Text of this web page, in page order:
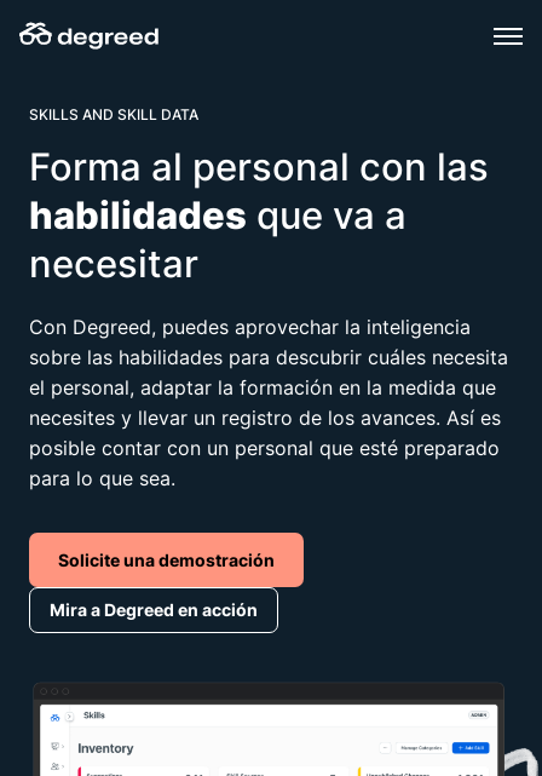
SKILLS AND SKILL DATA
Forma al personal con las
habilidades que va a
necesitar
Con Degreed, puedes aprovechar la inteligencia
sobre las habilidades para descubrir cuáles necesita
el personal, adaptar la formación en la medida que
necesites y llevar un registro de los avances. Así es
posible contar con un personal que esté preparado
para lo que sea.
Solicite una demostración
Mira a Degreed en acción